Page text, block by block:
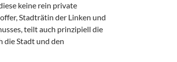
keine rein private
Stadträtin der Linken und
teilt auch prinzipiell die
die Stadt und den